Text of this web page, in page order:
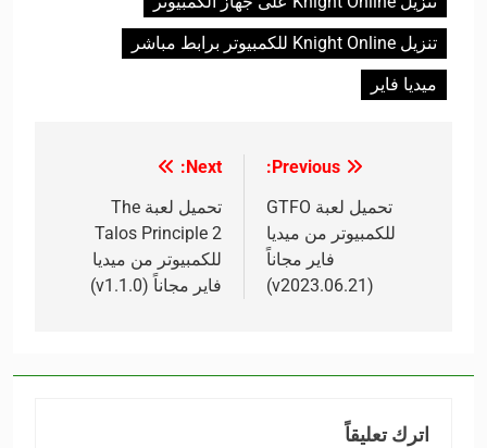
تنزيل Knight Online للكمبيوتر برابط مباشر
ميديا فاير
المقالات
Previous:
تحميل لعبة GTFO
للكمبيوتر من ميديا
فاير مجاناً
(v2023.06.21)
Next:
تحميل لعبة The
Talos Principle 2
للكمبيوتر من ميديا
فاير مجاناً (v1.1.0)
اترك تعليقاً